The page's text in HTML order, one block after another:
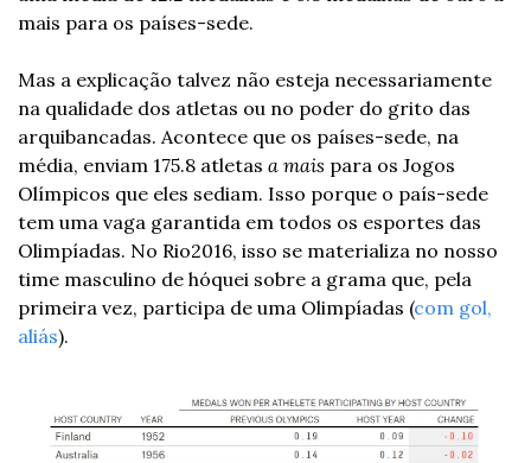
mais para os países-sede.
Mas a explicação talvez não esteja necessariamente
na qualidade dos atletas ou no poder do grito das
arquibancadas. Acontece que os países-sede, na
média, enviam 175.8 atletas a mais para os Jogos
Olímpicos que eles sediam. Isso porque o país-sede
tem uma vaga garantida em todos os esportes das
Olimpíadas. No Rio2016, isso se materializa no nosso
time masculino de hóquei sobre a grama que, pela
primeira vez, participa de uma Olimpíadas (com gol,
aliás).